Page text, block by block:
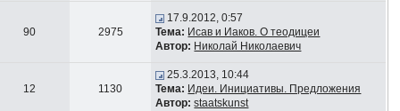
90 2975
17.9.2012, 0:57
Тема: Исав и Иаков. О теодицеи
Автор: Николай Николаевич
12 1130
25.3.2013, 10:44
Тема: Идеи. Инициативы. Предложения
Автор: staatskunst